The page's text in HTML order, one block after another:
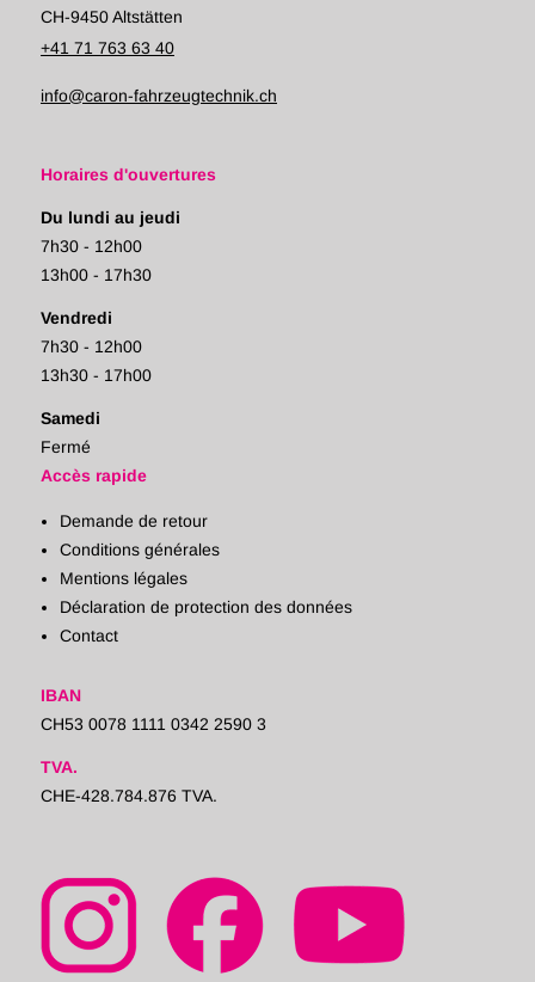
CH-9450 Altstätten
+41 71 763 63 40
info@caron-fahrzeugtechnik.ch
Horaires d'ouvertures
Du lundi au jeudi
7h30 - 12h00
13h00 - 17h30
Vendredi
7h30 - 12h00
13h30 - 17h00
Samedi
Fermé
Accès rapide
Demande de retour
Conditions générales
Mentions légales
Déclaration de protection des données
Contact
IBAN
CH53 0078 1111 0342 2590 3
TVA.
CHE-428.784.876 TVA.